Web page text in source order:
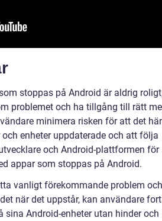
stoppas på Android är aldrig
problemet och ha tillgång till rätt
minimera risken för att det
enheter uppdaterade och att följa
och Android-plattformen för
appar som stoppas på Android.
vanligt förekommande problem
när det uppstår, kan användare
Android-enheter utan hinder och